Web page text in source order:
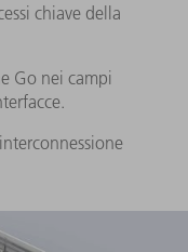
chiave della
Go nei campi